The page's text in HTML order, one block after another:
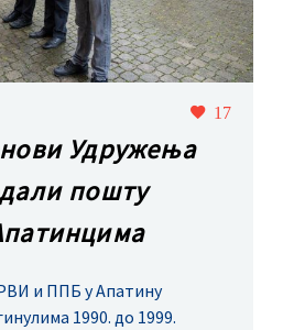
17
Удружења
пошту
и ППБ у Апатину
1990. до 1999.